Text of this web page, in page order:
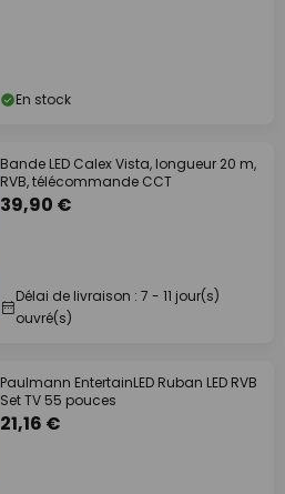
En stock
Bande LED Calex Vista, longueur 20 m,
RVB, télécommande CCT
39,90 €
Délai de livraison : 7 - 11 jour(s)
ouvré(s)
Paulmann EntertainLED Ruban LED RVB
Set TV 55 pouces
21,16 €